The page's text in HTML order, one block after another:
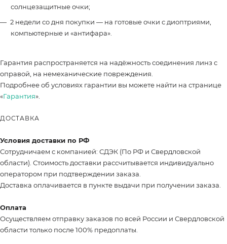
солнцезащитные очки;
2 недели со дня покупки — на готовые очки с диоптриями,
компьютерные и «антифара».
Гарантия распространяется на надёжность соединения линз с
оправой, на немеханические повреждения.
Подробнее об условиях гарантии вы можете найти на странице
«Гарантия».
ДОСТАВКА
Условия доставки по РФ
Сотрудничаем с компанией: СДЭК (По РФ и Свердловской
области). Стоимость доставки рассчитывается индивидуально
оператором при подтверждении заказа.
Доставка оплачивается в пункте выдачи при получении заказа.
Оплата
Осуществляем отправку заказов по всей России и Свердловской
области только после 100% предоплаты.